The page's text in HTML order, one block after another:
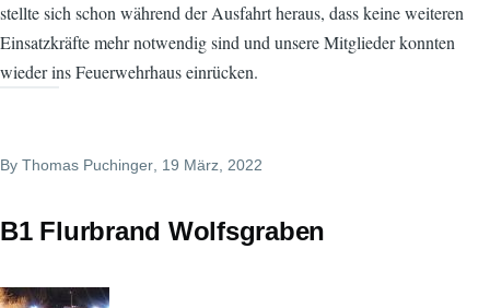
stellte sich schon während der Ausfahrt heraus, dass keine weiteren
Einsatzkräfte mehr notwendig sind und unsere Mitglieder konnten
wieder ins Feuerwehrhaus einrücken.
By Thomas Puchinger, 19 März, 2022
B1 Flurbrand Wolfsgraben